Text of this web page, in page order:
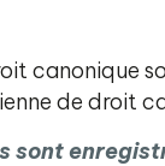
canonique
de droit
sont